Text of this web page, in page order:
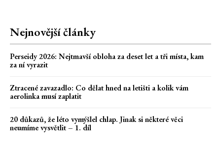
Nejnovější články
Perseidy 2026: Nejtmavší obloha za deset let a tři místa, kam
za ní vyrazit
Ztracené zavazadlo: Co dělat hned na letišti a kolik vám
aerolinka musí zaplatit
20 důkazů, že léto vymýšlel chlap. Jinak si některé věci
neumíme vysvětlit – 1. díl